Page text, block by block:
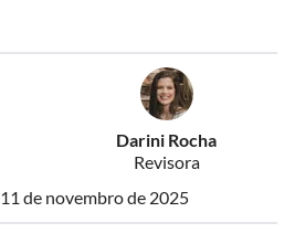
Darini Rocha
Revisora
11 de novembro de 2025